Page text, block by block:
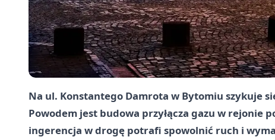
Na ul. Konstantego Damrota w Bytomiu szykuje
Powodem jest budowa przyłącza gazu w rejonie
ingerencja w drogę potrafi spowolnić ruch i